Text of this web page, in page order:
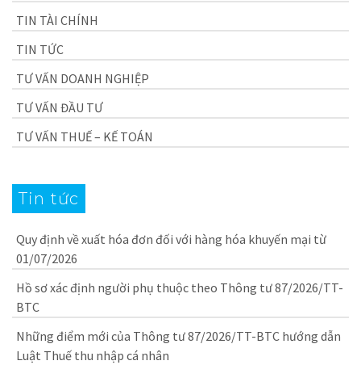
TIN TÀI CHÍNH
TIN TỨC
TƯ VẤN DOANH NGHIỆP
TƯ VẤN ĐẦU TƯ
TƯ VẤN THUẾ – KẾ TOÁN
Tin tức
Quy định về xuất hóa đơn đối với hàng hóa khuyến mại từ
01/07/2026
Hồ sơ xác định người phụ thuộc theo Thông tư 87/2026/TT-
BTC
Những điểm mới của Thông tư 87/2026/TT-BTC hướng dẫn
Luật Thuế thu nhập cá nhân